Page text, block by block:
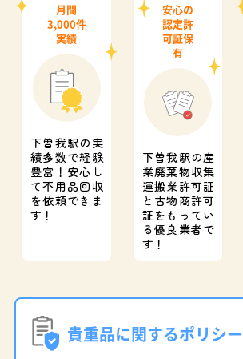
月間
3,000件
実績
下曽我駅の実
績多数で経験
豊富！ 安心し
て不用品回収
を依頼できま
す！
安心の
認定許
可証保
有
下曽我駅の産
業廃棄物収集
運搬業許可証
と 古物商許可
証をもってい
る優良業者で
す！
貴重品に関するポリシー